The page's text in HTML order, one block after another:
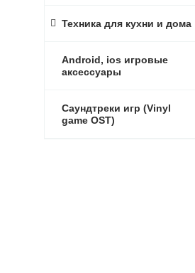
Техника для кухни и дома
Android, ios игровые
аксессуары
Саундтреки игр (Vinyl
game OST)